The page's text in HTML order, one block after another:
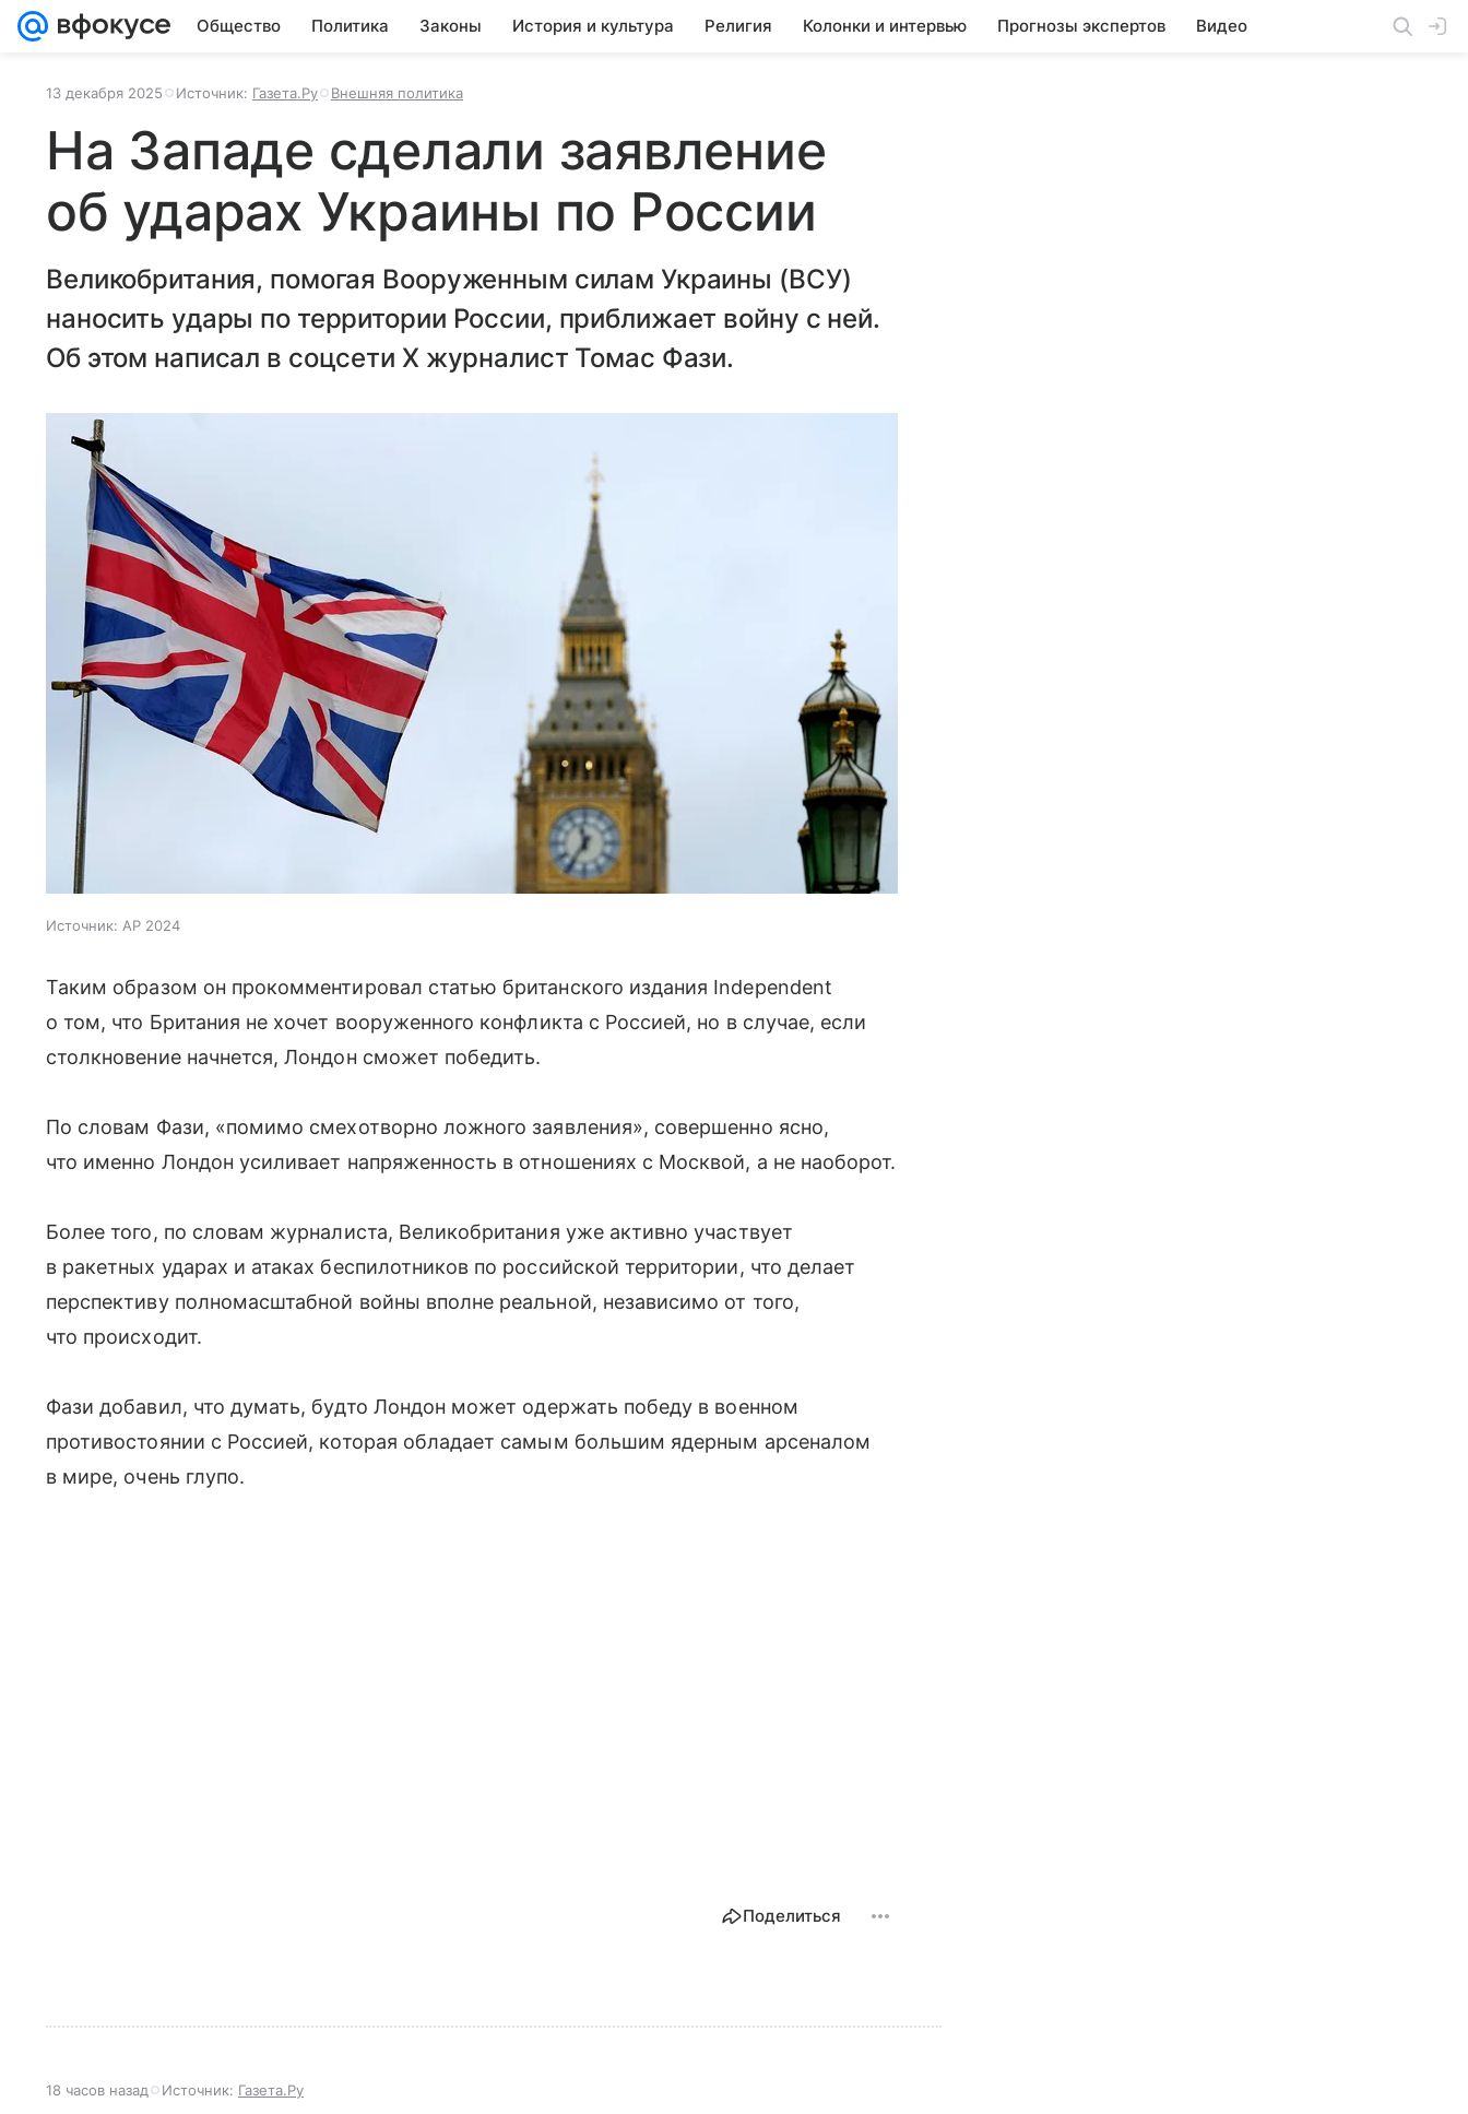
Общество Политика Законы История и культура Религия Колонки и интервью Прогнозы экспертов Видео
13 декабря 2025 Источник: Газета.Ру Внешняя политика
На Западе сделали заявление
об ударах Украины по России
Великобритания, помогая Вооруженным силам Украины (ВСУ)
наносить удары по территории России, приближает войну с ней.
Об этом написал в соцсети X журналист Томас Фази.
Источник: AP 2024
Таким образом он прокомментировал статью британского издания Independent
о том, что Британия не хочет вооруженного конфликта с Россией, но в случае, если
столкновение начнется, Лондон сможет победить.
По словам Фази, «помимо смехотворно ложного заявления», совершенно ясно,
что именно Лондон усиливает напряженность в отношениях с Москвой, а не наоборот.
Более того, по словам журналиста, Великобритания уже активно участвует
в ракетных ударах и атаках беспилотников по российской территории, что делает
перспективу полномасштабной войны вполне реальной, независимо от того,
что происходит.
Фази добавил, что думать, будто Лондон может одержать победу в военном
противостоянии с Россией, которая обладает самым большим ядерным арсеналом
в мире, очень глупо.
Поделиться
18 часов назад Источник: Газета.Ру